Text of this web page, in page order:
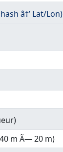
â†’ Lat/Lon)